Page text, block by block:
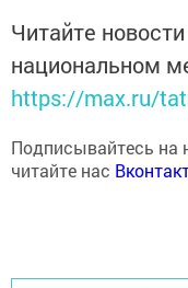
Читайте
национальном
https://max.ru/
Подписывайтесь на
читайте нас